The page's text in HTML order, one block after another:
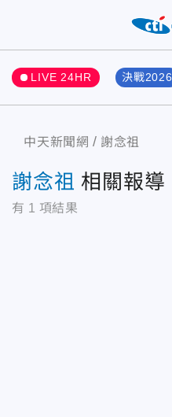
LIVE 24HR 決戰2026
中天新聞網 謝念祖
謝念祖 相關報導
有 1 項結果